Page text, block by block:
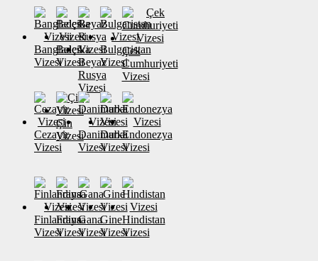
Banglades
Vizesi
Belçika
VizesiBeyaz
Rusya
Vizesi
Bulgaristan
Vizesi
Çek
Cumhuriyeti
Vizesi
Cezayir
Vizesi
Çin
VizesiDanimarka
Vizesi
Dubai
Vizesi
Endonezya
Vizesi
Finlandiya
Vizesi
Fransa
Vizesi
Gana
Vizesi
Gine
Vizesi
Hindistan
Vizesi